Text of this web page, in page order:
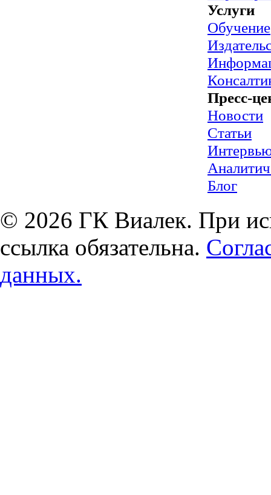
Услуги
Обучение
Пресс-
Новости
Статьи
Блог
© 2026 ГК Виалек. При
ссылка обязательна.
данных.